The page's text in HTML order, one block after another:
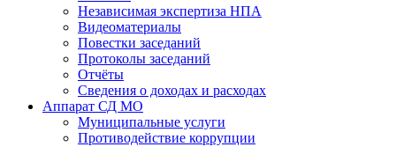
Независимая экспертиза НПА
Видеоматериалы
Повестки заседаний
Протоколы заседаний
Отчёты
Сведения о доходах и расходах
Аппарат СД МО
Муниципальные услуги
Противодействие коррупции